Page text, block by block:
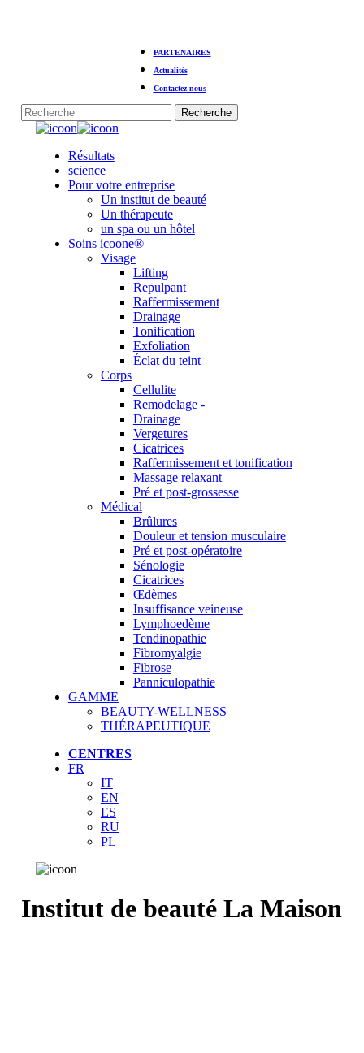
PARTENAIRES
Actualités
Contactez-nous
Recherche
Fermer
recherche
Menu
Résultats
science
Pour votre entreprise
Un institut de beauté
Un thérapeute
un spa ou un hôtel
Soins icoone®
Visage
Lifting
Repulpant
Raffermissement
Drainage
Tonification
Exfoliation
Éclat du teint
Corps
Cellulite
Remodelage -
Drainage
Vergetures
Cicatrices
Raffermissement et tonification
Massage relaxant
Pré et post-grossesse
Médical
Brûlures
Douleur et tension musculaire
Pré et post-opératoire
Sénologie
Cicatrices
Œdèmes
Insuffisance veineuse
Lymphoedème
Tendinopathie
Fibromyalgie
Fibrose
Panniculopathie
GAMME
BEAUTY-WELLNESS
THÉRAPEUTIQUE
CENTRES
FR
IT
EN
ES
RU
PL
Institut de beauté La Maison